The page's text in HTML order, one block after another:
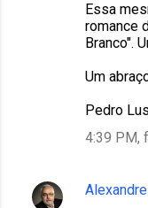
Essa
romance
Branco".
Um
Pedro
4:39 PM,